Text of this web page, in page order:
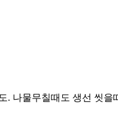
. 나물무칠때도 생선 씻을